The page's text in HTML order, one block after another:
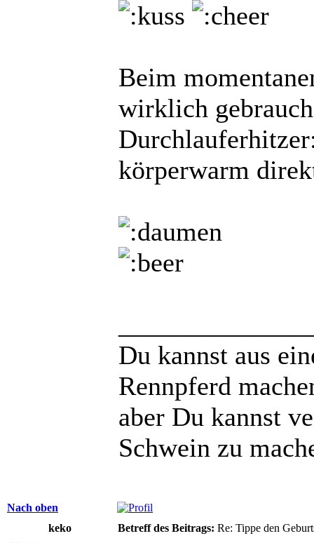
Beim
wirklich
körperwarm
Du kannst aus
Rennpferd
aber Du kannst
Schwein zu
Nach oben
keko
Betreff des Beitrags: Re: Tippe den